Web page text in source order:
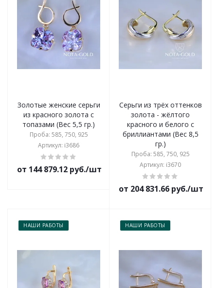
Золотые женские серьги
из красного золота с
топазами (Вес 5,5 гр.)
Проба: 585, 750, 925
Артикул: i3686
от 144 879.12 руб./шт
Серьги из трёх оттенков
золота - жёлтого
красного и белого с
бриллиантами (Вес 8,5
гр.)
Проба: 585, 750, 925
Артикул: i3670
от 204 831.66 руб./шт
НАШИ РАБОТЫ НАШИ РАБОТЫ